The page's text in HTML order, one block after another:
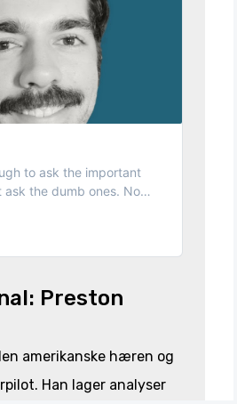
to ask the important
ask the dumb ones. No
For business
Preston
amerikanske hæren og
Han lager analyser